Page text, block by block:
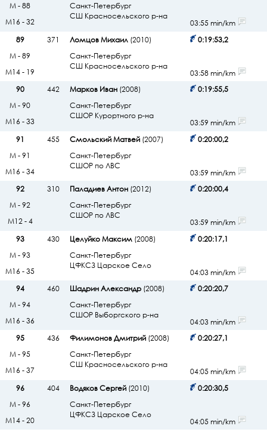
Санкт-Петербург
СШ Красносельского р-на
М - 88
М16 - 32
03:55 min/km
89
371 Ломцов Михаил(2010)
Санкт-Петербург
СШ Красносельского р-на
0:19:53,2
М - 89
М14 - 19
03:58 min/km
90
442 Марков Иван(2008)
Санкт-Петербург
СШОР Курортного р-на
0:19:55,5
М - 90
М16 - 33
03:59 min/km
91
455 Смольский Матвей(2007)
Санкт-Петербург
СШОР по ЛВС
0:20:00,2
М - 91
М16 - 34
03:59 min/km
92
310 Паладиев Антон(2012)
Санкт-Петербург
СШОР по ЛВС
0:20:00,4
М - 92
М12 - 4
03:59 min/km
93
430 Целуйко Максим(2008)
Санкт-Петербург
ЦФКСЗ Царское Село
0:20:17,1
М - 93
М16 - 35
04:03 min/km
94
460 Шадрин Александр(2008)
Санкт-Петербург
СШОР Выборгского р-на
0:20:20,7
М - 94
М16 - 36
04:03 min/km
95
436 Филимонов Дмитрий(2008)
Санкт-Петербург
СШ Красносельского р-на
0:20:27,1
М - 95
М16 - 37
04:05 min/km
96
404 Водяков Сергей(2010)
Санкт-Петербург
ЦФКСЗ Царское Село
0:20:30,5
М - 96
М14 - 20
04:05 min/km